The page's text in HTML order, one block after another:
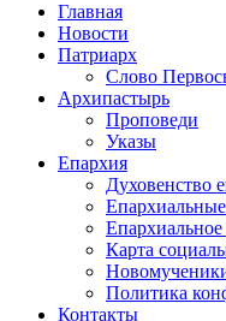
Главная
Новости
Патриарх
Слово
Архипастырь
Проповеди
Указы
Епархия
Духовенство
Карта
Политика
Контакты